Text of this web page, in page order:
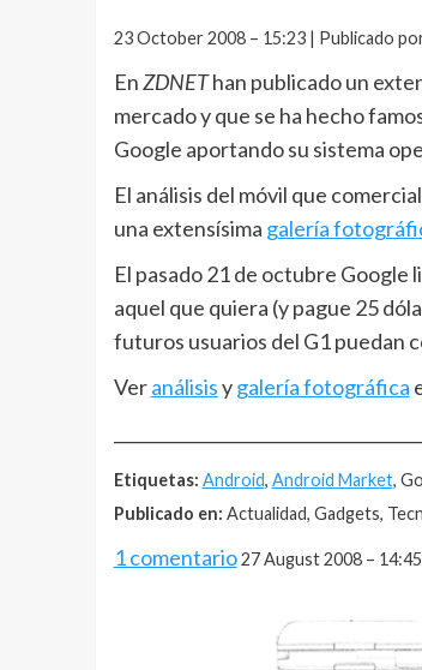
23 October 2008 – 15:23 | Publicado
EnZDNEThan publicado un
mercado y que se ha hecho
Google aportando su sistema
El análisis del móvil que
una extensísima galería
El pasado 21 de octubre
aquel que quiera (y pague 25
futuros usuarios del G1 puedan
Veranálisisygalería fotográfica
Etiquetas: Android, Android Market,
Publicado en: Actualidad, Gadgets,
1 comentario 27 August 2008 –